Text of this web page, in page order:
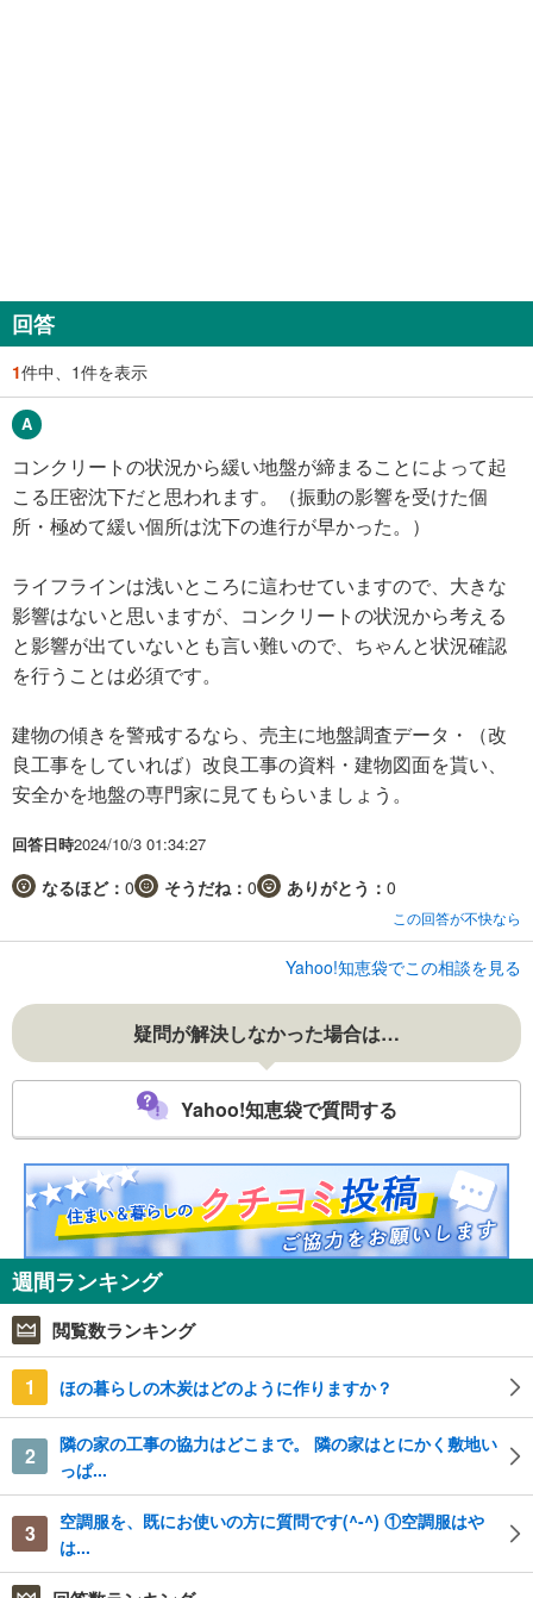
回答
1件中、1件を表示
コンクリートの状況から緩い地盤が締まることによって起
こる圧密沈下だと思われます。（振動の影響を受けた個
所・極めて緩い個所は沈下の進行が早かった。）
ライフラインは浅いところに這わせていますので、大きな
影響はないと思いますが、コンクリートの状況から考える
と影響が出ていないとも言い難いので、ちゃんと状況確認
を行うことは必須です。
建物の傾きを警戒するなら、売主に地盤調査データ・（改
良工事をしていれば）改良工事の資料・建物図面を貰い、
安全かを地盤の専門家に見てもらいましょう。
回答日時2024/10/3 01:34:27
なるほど： 0 そうだね： 0 ありがとう： 0
この回答が不快なら
Yahoo!知恵袋でこの相談を見る
疑問が解決しなかった場合は…
Yahoo!知恵袋で質問する
週間ランキング
閲覧数ランキング
1 ほの暮らしの木炭はどのように作りますか？
2
隣の家の工事の協力はどこまで。 隣の家はとにかく敷地い
っぱ...
3
空調服を、既にお使いの方に質問です(^-^) ①空調服はや
は...